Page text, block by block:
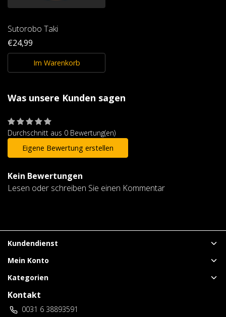
Sutorobo Taki
€24,99
Im Warenkorb
Was unsere Kunden sagen
Durchschnitt aus 0 Bewertung(en)
Eigene Bewertung erstellen
Kein Bewertungen
Lesen oder schreiben Sie einen Kommentar
Kundendienst
Mein Konto
Kategorien
Kontakt
0031 6 38893591